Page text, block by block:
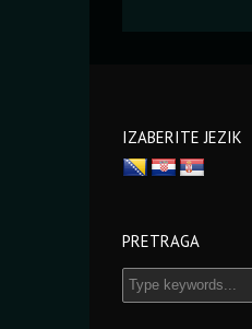
IZABERITE JEZIK
PRETRAGA